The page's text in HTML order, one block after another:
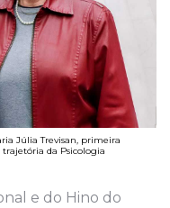
Júlia Trevisan, primeira
da Psicologia
e do Hino do